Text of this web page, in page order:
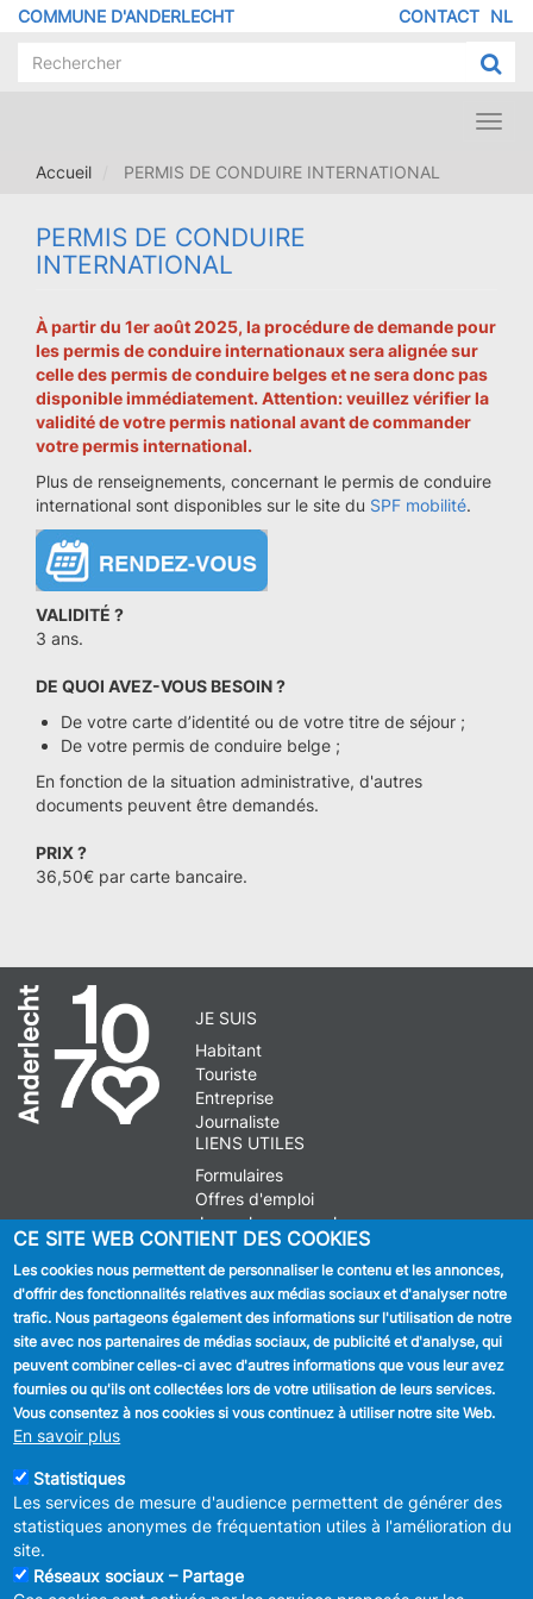
Aller
contenu
COMMUNE D'ANDERLECHT NL
DE
CONTACT
Accueil
PERMIS DE CONDUIRE INTERNATIONAL
PERMIS DE CONDUIRE
INTERNATIONAL
À partir du 1er août 2025, la procédure de demande pour
les permis de conduire internationaux sera alignée sur
celle des permis de conduire belges et ne sera donc pas
disponible immédiatement. Attention: veuillez vérifier la
validité de votre permis national avant de commander
votre permis international.
Plus de renseignements, concernant le permis de conduire
international sont disponibles sur le site du SPF mobilité.
VALIDITÉ ?
3 ans.
DE QUOI AVEZ-VOUS BESOIN ?
De votre carte d’identité ou de votre titre de séjour ;
De votre permis de conduire belge ;
En fonction de la situation administrative, d'autres
documents peuvent être demandés.
PRIX ?
36,50€ par carte bancaire.
JE SUIS
Habitant
Touriste
Entreprise
Journaliste
LIENS UTILES
Formulaires
Offres d'emploi
Journal communal
Stationnement
SUIVEZ NOUS
Facebook
Linkedin
CE SITE WEB CONTIENT DES COOKIES
Les cookies nous permettent de personnaliser le contenu et les annonces,
d'offrir des fonctionnalités relatives aux médias sociaux et d'analyser notre
trafic. Nous partageons également des informations sur l'utilisation de notre
site avec nos partenaires de médias sociaux, de publicité et d'analyse, qui
peuvent combiner celles-ci avec d'autres informations que vous leur avez
fournies ou qu'ils ont collectées lors de votre utilisation de leurs services.
Vous consentez à nos cookies si vous continuez à utiliser notre site Web.
En savoir plus
Statistiques
Les services de mesure d'audience permettent de générer des
statistiques anonymes de fréquentation utiles à l'amélioration du
site.
Réseaux sociaux – Partage